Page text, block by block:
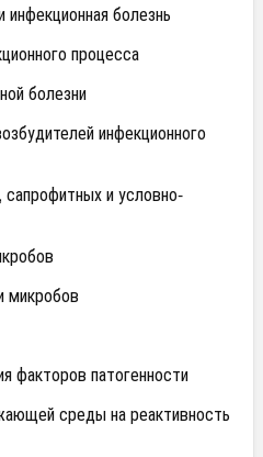
болезнь
процесса
болезни
инфекционного
и условно-
микробов
факторов патогенности
среды на реактивность